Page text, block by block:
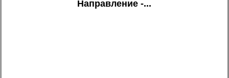
Направление -...